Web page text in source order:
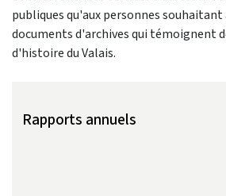
publiques qu'aux personnes souhaitant
documents d'archives qui témoignent
d'histoire du Valais.
Rapports annuels